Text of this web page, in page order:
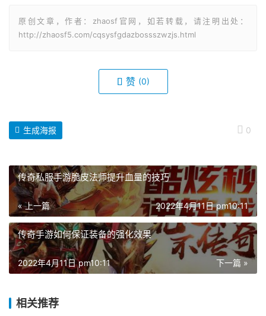
原创文章，作者：zhaosf官网，如若转载，请注明出处：
http://zhaosf5.com/cqsysfgdazbossszwzjs.html
赞 (0)
0
生成海报
传奇私服手游脆皮法师提升血量的技巧
« 上一篇 2022年4月11日 pm10:11
传奇手游如何保证装备的强化效果
下一篇 »
2022年4月11日 pm10:11
相关推荐